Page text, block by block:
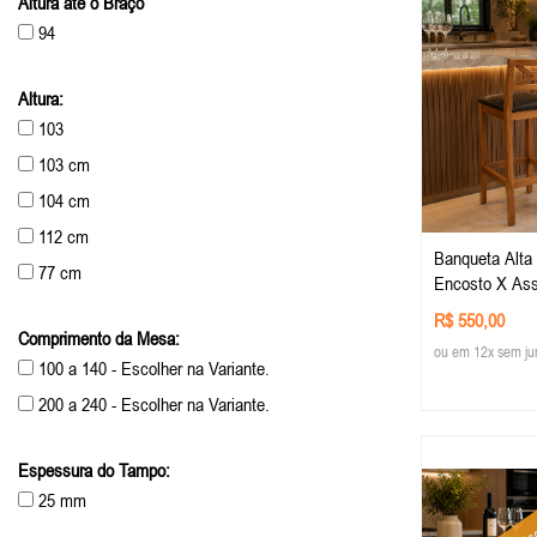
71 cm
73 cm
94
Altura:
103
103 cm
104 cm
112 cm
77 cm
80 cm
82 cm
83 cm
88 cm
Comprimento da Mesa:
100 a 140 - Escolher na Variante.
200 a 240 - Escolher na Variante.
Espessura do Tampo:
25 mm
Banqueta
Encosto X
Gourmet/jantar
R$ 550,00
ou em 12x sem